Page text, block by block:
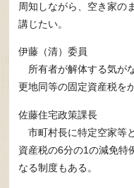
周知しながら、空き家の
講じたい。
伊藤（清）委員
所有者が解体する気が
更地同等の固定資産税を
佐藤住宅政策課長
市町村長に特定空家等
資産税の6分の1の減免特
なる制度もある。